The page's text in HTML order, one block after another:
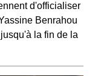
d'officialiser
Benrahou
la fin de la